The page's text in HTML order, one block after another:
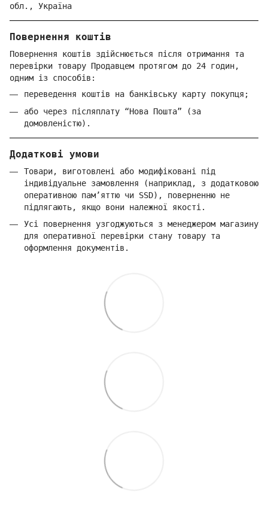
обл., Україна
Повернення коштів
Повернення коштів здійснюється після отримання та
перевірки товару Продавцем протягом до 24 годин,
одним із способів:
переведення коштів на банківську карту покупця;
або через післяплату “Нова Пошта” (за
домовленістю).
Додаткові умови
Товари, виготовлені або модифіковані під
індивідуальне замовлення (наприклад, з додатковою
оперативною пам’яттю чи SSD), поверненню не
підлягають, якщо вони належної якості.
Усі повернення узгоджуються з менеджером магазину
для оперативної перевірки стану товару та
оформлення документів.